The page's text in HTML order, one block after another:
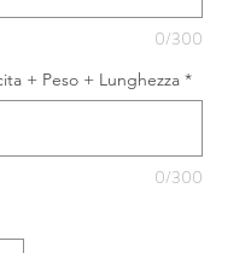
0/300
+ Peso + Lunghezza *
0/300